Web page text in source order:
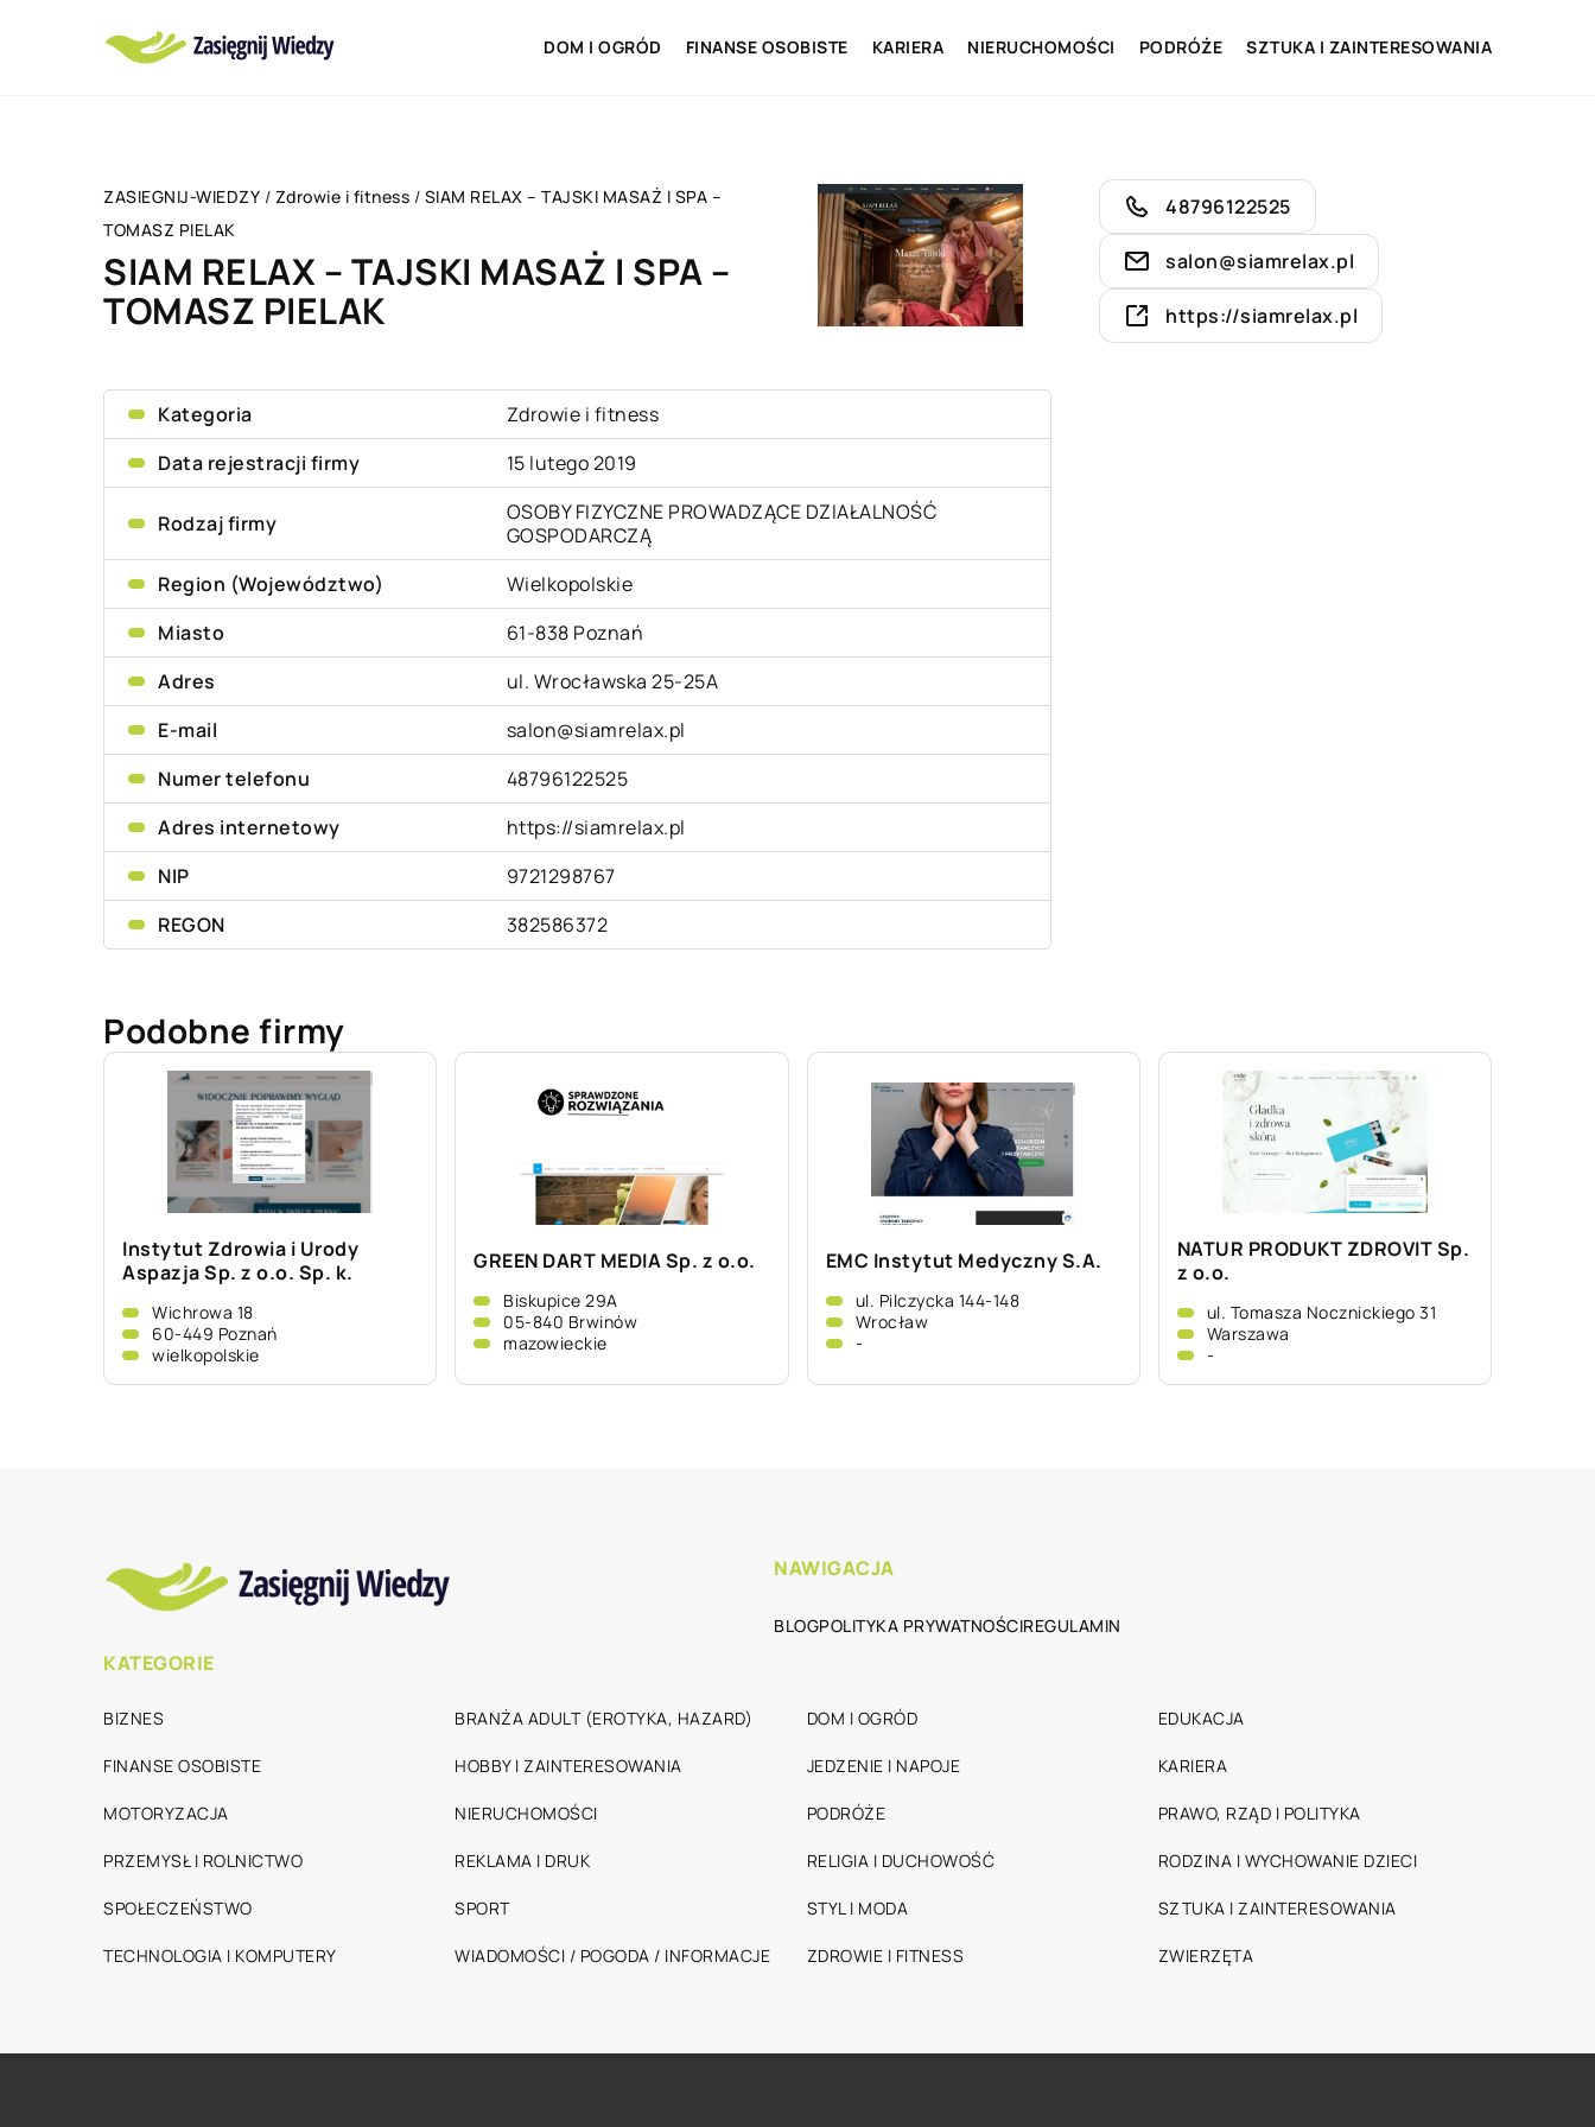
DOM I OGRÓD FINANSE OSOBISTE KARIERA NIERUCHOMOŚCI PODRÓŻE SZTUKA I ZAINTERESOWANIA
ZASIEGNIJ-WIEDZY / Zdrowie i fitness / SIAM RELAX – TAJSKI MASAŻ I SPA –
TOMASZ PIELAK
SIAM RELAX – TAJSKI MASAŻ I SPA –
TOMASZ PIELAK
Kategoria
Zdrowie i fitness
Data rejestracji firmy
15 lutego 2019
Rodzaj firmy
OSOBY FIZYCZNE PROWADZĄCE DZIAŁALNOŚĆ
GOSPODARCZĄ
Region (Województwo)
Wielkopolskie
Miasto
61-838 Poznań
Adres
ul. Wrocławska 25-25A
E-mail
salon@siamrelax.pl
Numer telefonu
48796122525
Adres internetowy
https://siamrelax.pl
NIP
9721298767
REGON
382586372
48796122525
salon@siamrelax.pl
https://siamrelax.pl
Podobne firmy
Instytut Zdrowia i Urody
Aspazja Sp. z o.o. Sp. k.
Wichrowa 18
60-449 Poznań
wielkopolskie
GREEN DART MEDIA Sp. z o.o.
Biskupice 29A
05-840 Brwinów
mazowieckie
EMC Instytut Medyczny S.A.
ul. Pilczycka 144-148
Wrocław
-
NATUR PRODUKT ZDROVIT Sp.
z o.o.
ul. Tomasza Nocznickiego 31
Warszawa
-
NAWIGACJA
BLOGPOLITYKA PRYWATNOŚCIREGULAMIN
KATEGORIE
BIZNES BRANŻA ADULT (EROTYKA, HAZARD) DOM I OGRÓD EDUKACJA
FINANSE OSOBISTE HOBBY I ZAINTERESOWANIA JEDZENIE I NAPOJE KARIERA
MOTORYZACJA NIERUCHOMOŚCI PODRÓŻE PRAWO, RZĄD I POLITYKA
PRZEMYSŁ I ROLNICTWO REKLAMA I DRUK RELIGIA I DUCHOWOŚĆ RODZINA I WYCHOWANIE DZIECI
SPOŁECZEŃSTWO SPORT STYL I MODA SZTUKA I ZAINTERESOWANIA
TECHNOLOGIA I KOMPUTERY WIADOMOŚCI / POGODA / INFORMACJE ZDROWIE I FITNESS ZWIERZĘTA